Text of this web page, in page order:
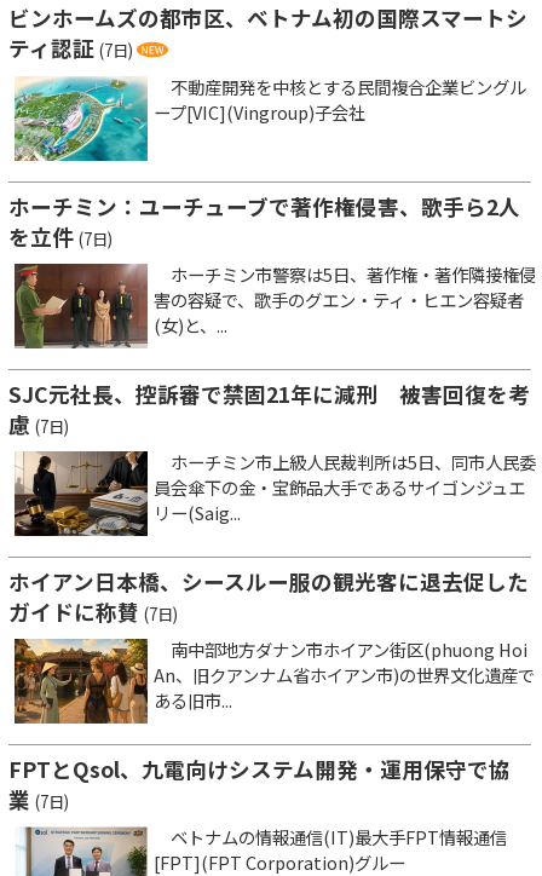
ビンホームズの都市区、ベトナム初の国際スマートシ
ティ認証 (7日)
不動産開発を中核とする民間複合企業ビングル
ープ[VIC](Vingroup)子会社
ホーチミン：ユーチューブで著作権侵害、歌手ら2人
を立件 (7日)
ホーチミン市警察は5日、著作権・著作隣接権侵
害の容疑で、歌手のグエン・ティ・ヒエン容疑者
(女)と、...
SJC元社長、控訴審で禁固21年に減刑 被害回復を考
慮 (7日)
ホーチミン市上級人民裁判所は5日、同市人民委
員会傘下の金・宝飾品大手であるサイゴンジュエ
リー(Saig...
ホイアン日本橋、シースルー服の観光客に退去促した
ガイドに称賛 (7日)
南中部地方ダナン市ホイアン街区(phuong Hoi
An、旧クアンナム省ホイアン市)の世界文化遺産で
ある旧市...
FPTとQsol、九電向けシステム開発・運用保守で協
業 (7日)
ベトナムの情報通信(IT)最大手FPT情報通信
[FPT](FPT Corporation)グルー